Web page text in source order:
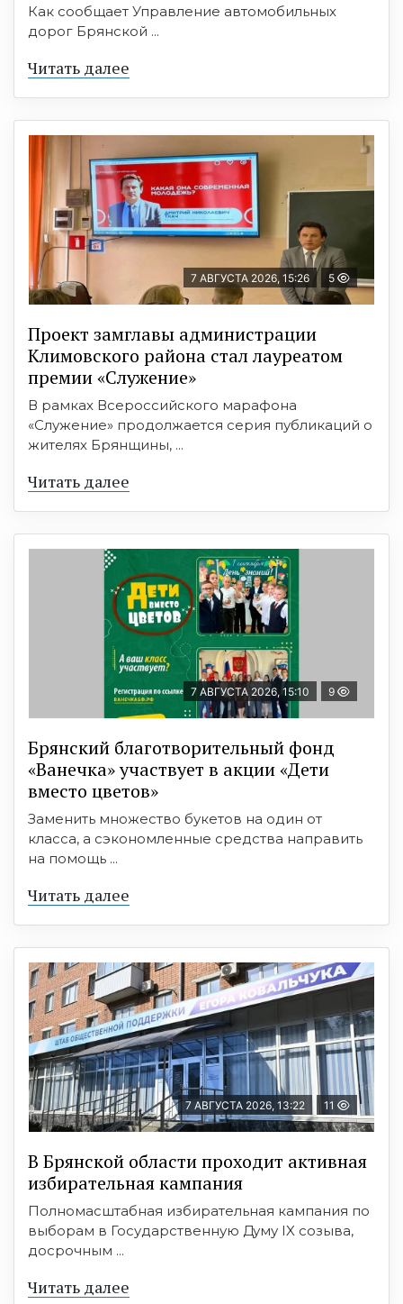
Как сообщает Управление автомобильных
дорог Брянской ...
Читать далее
7 АВГУСТА 2026, 15:26 5
Проект замглавы администрации
Климовского района стал лауреатом
премии «Служение»
В рамках Всероссийского марафона
«Служение» продолжается серия публикаций о
жителях Брянщины, ...
Читать далее
7 АВГУСТА 2026, 15:10 9
Брянский благотворительный фонд
«Ванечка» участвует в акции «Дети
вместо цветов»
Заменить множество букетов на один от
класса, а сэкономленные средства направить
на помощь ...
Читать далее
7 АВГУСТА 2026, 13:22 11
В Брянской области проходит активная
избирательная кампания
Полномасштабная избирательная кампания по
выборам в Государственную Думу IX созыва,
досрочным ...
Читать далее